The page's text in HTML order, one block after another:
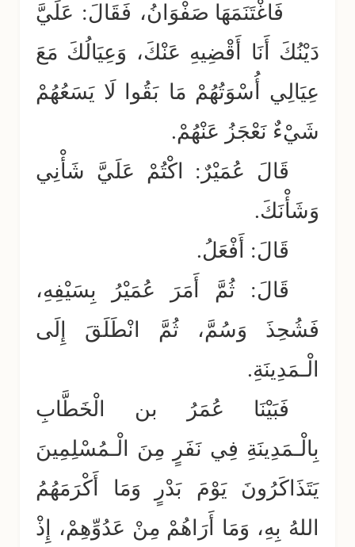
فَاغْتَنَمَهَا صَفْوَانُ، فَقَالَ: عَلَيَّ
دَيْنُكَ أَنَا أَقْضِيهِ عَنْكَ، وَعِيَالُكَ مَعَ
عِيَالِي أُسْوَتُهُمْ مَا بَقُوا لَا يَسَعُهُمْ
شَيْءٌ نَعْجَزُ عَنْهُمْ.
قَالَ عُمَيْرٌ: اكْتُمْ عَلَيَّ شَأْنِي
وَشَأْنَكَ.
قَالَ: أَفْعَلُ.
قَالَ: ثُمَّ أَمَرَ عُمَيْرُ بِسَيْفِهِ،
فَشُحِذَ وَسُمَّ، ثُمَّ انْطَلَقَ إِلَى
الْـمَدِينَةِ.
فَبَيْنَا عُمَرُ بن الْخَطَّابِ
بِالْـمَدِينَةِ فِي نَفَرٍ مِنَ الْـمُسْلِمِينَ
يَتَذَاكَرُونَ يَوْمَ بَدْرٍ وَمَا أَكْرَمَهُمُ
اللهُ بِهِ، وَمَا أَرَاهُمْ مِنْ عَدُوِّهِمْ، إِذْ